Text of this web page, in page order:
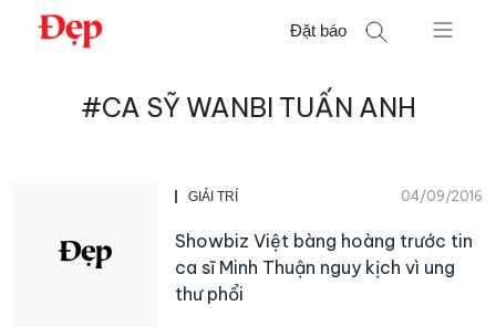
Chuyển
Đặt báo
#CA SỸ WANBI TUẤN ANH
GIẢI TRÍ 04/09/2016
Showbiz Việt bàng hoàng trước tin
ca sĩ Minh Thuận nguy kịch vì ung
thư phổi